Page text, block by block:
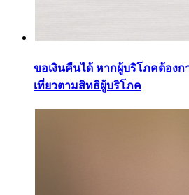
ขอเงินคืนได้ หากผู้บริโภคต้องก
เที่ยวตามสิทธิผู้บริโภค